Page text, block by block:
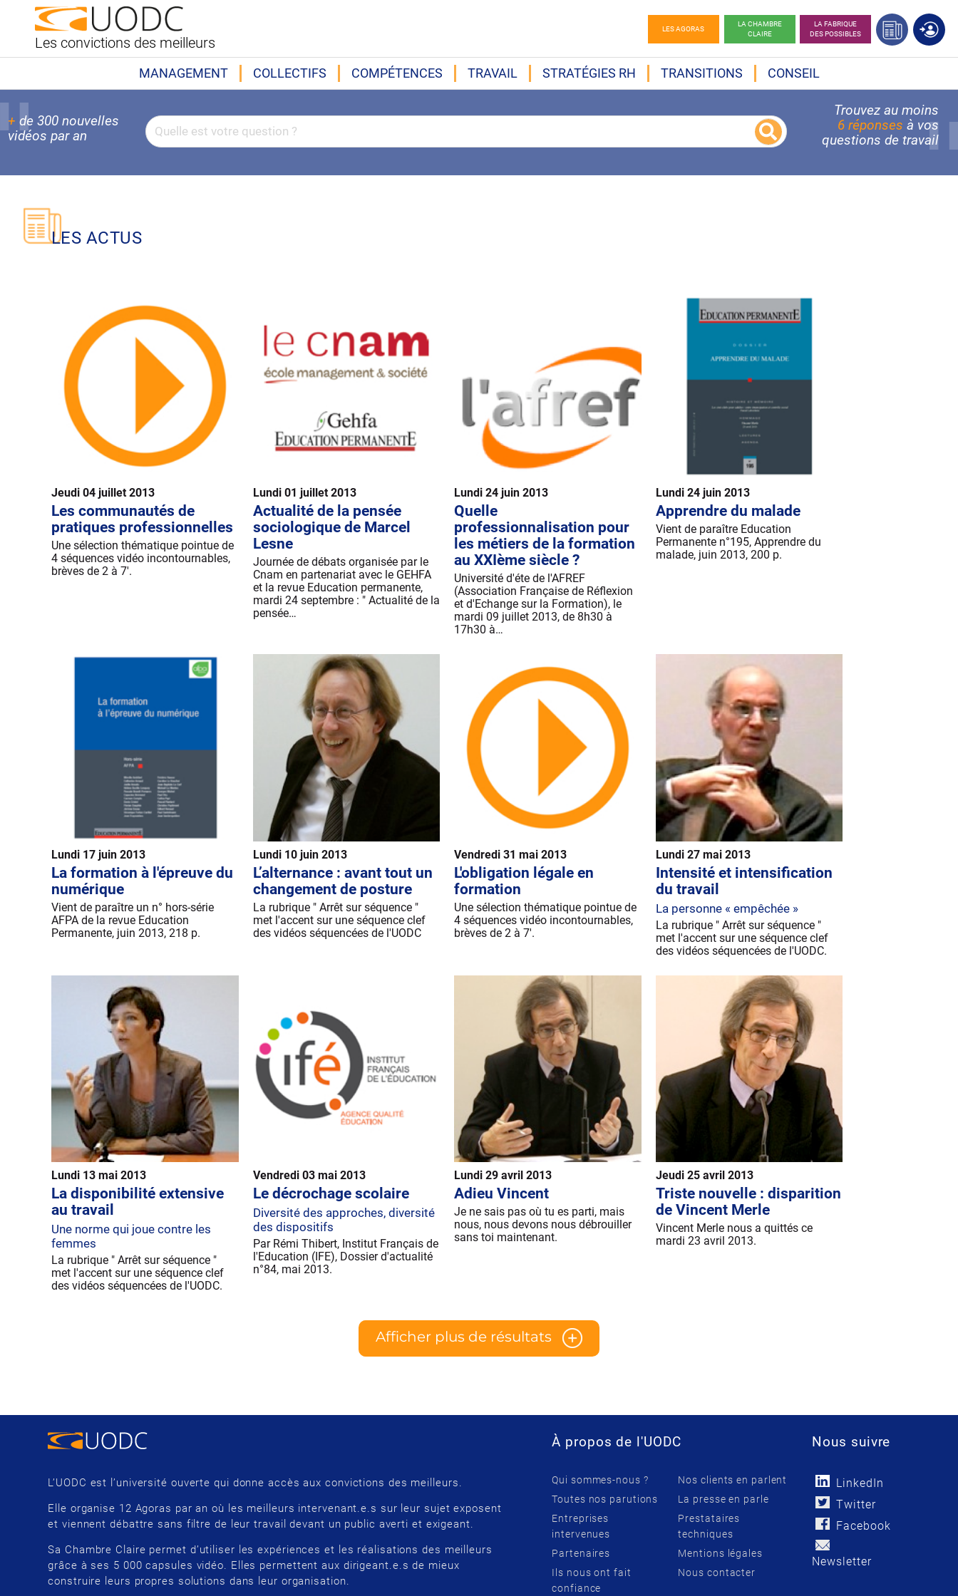
Les convictions des meilleurs
LES AGORAS
LA CHAMBRE
CLAIRE
LA FABRIQUE
DES POSSIBLES
MANAGEMENT COLLECTIFS COMPÉTENCES TRAVAIL STRATÉGIES RH TRANSITIONS CONSEIL
+ de 300 nouvelles
vidéos par an
Trouvez au moins
6 réponses à vos
questions de travail
LES ACTUS
Jeudi 04 juillet 2013
Les communautés de
pratiques professionnelles
Une sélection thématique pointue de
4 séquences vidéo incontournables,
brèves de 2 à 7'.
Lundi 01 juillet 2013
Actualité de la pensée
sociologique de Marcel
Lesne
Journée de débats organisée par le
Cnam en partenariat avec le GEHFA
et la revue Education permanente,
mardi 24 septembre : " Actualité de la
pensée…
Lundi 24 juin 2013
Quelle
professionnalisation pour
les métiers de la formation
au XXIème siècle ?
Université d'éte de l'AFREF
(Association Française de Réflexion
et d'Echange sur la Formation), le
mardi 09 juillet 2013, de 8h30 à
17h30 à…
Lundi 24 juin 2013
Apprendre du malade
Vient de paraître Education
Permanente n°195, Apprendre du
malade, juin 2013, 200 p.
Lundi 17 juin 2013
La formation à l'épreuve du
numérique
Vient de paraître un n° hors-série
AFPA de la revue Education
Permanente, juin 2013, 218 p.
Lundi 10 juin 2013
L’alternance : avant tout un
changement de posture
La rubrique " Arrêt sur séquence "
met l'accent sur une séquence clef
des vidéos séquencées de l'UODC
Vendredi 31 mai 2013
L'obligation légale en
formation
Une sélection thématique pointue de
4 séquences vidéo incontournables,
brèves de 2 à 7'.
Lundi 27 mai 2013
Intensité et intensification
du travail
La personne « empêchée »
La rubrique " Arrêt sur séquence "
met l'accent sur une séquence clef
des vidéos séquencées de l'UODC.
Lundi 13 mai 2013
La disponibilité extensive
au travail
Une norme qui joue contre les
femmes
La rubrique " Arrêt sur séquence "
met l'accent sur une séquence clef
des vidéos séquencées de l'UODC.
Vendredi 03 mai 2013
Le décrochage scolaire
Diversité des approches, diversité
des dispositifs
Par Rémi Thibert, Institut Français de
l'Education (IFE), Dossier d'actualité
n°84, mai 2013.
Lundi 29 avril 2013
Adieu Vincent
Je ne sais pas où tu es parti, mais
nous, nous devons nous débrouiller
sans toi maintenant.
Jeudi 25 avril 2013
Triste nouvelle : disparition
de Vincent Merle
Vincent Merle nous a quittés ce
mardi 23 avril 2013.
Afficher plus de résultats
L’UODC est l’université ouverte qui donne accès aux convictions des meilleurs.
Elle organise 12 Agoras par an où les meilleurs intervenant.e.s sur leur sujet exposent
et viennent débattre sans filtre de leur travail devant un public averti et exigeant.
Sa Chambre Claire permet d’utiliser les expériences et les réalisations des meilleurs
grâce à ses 5 000 capsules vidéo. Elles permettent aux dirigeant.e.s de mieux
construire leurs propres solutions dans leur organisation.
À propos de l'UODC
Qui sommes-nous ?
Toutes nos parutions
Entreprises
intervenues
Partenaires
Ils nous ont fait
confiance
Nos clients en parlent
La presse en parle
Prestataires
techniques
Mentions légales
Nous contacter
Nous suivre
LinkedIn
Twitter
Facebook
Newsletter